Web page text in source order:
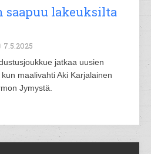
saapuu lakeuksilta
7.5.2025
jatkaa uusien
maalivahti Aki Karjalainen
Jymystä.